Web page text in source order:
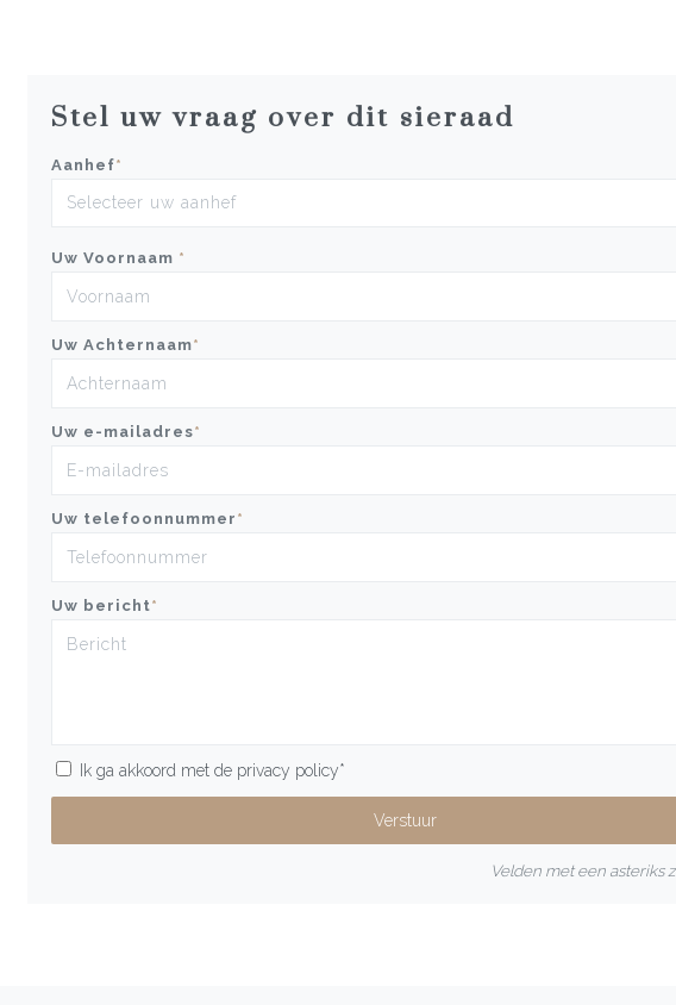
Stel uw vraag over dit sieraad
Aanhef*
Uw Voornaam *
Uw Achternaam*
Uw e-mailadres*
Uw telefoonnummer *
Uw bericht*
Ik ga akkoord met de privacy policy*
Velden met een asteriks